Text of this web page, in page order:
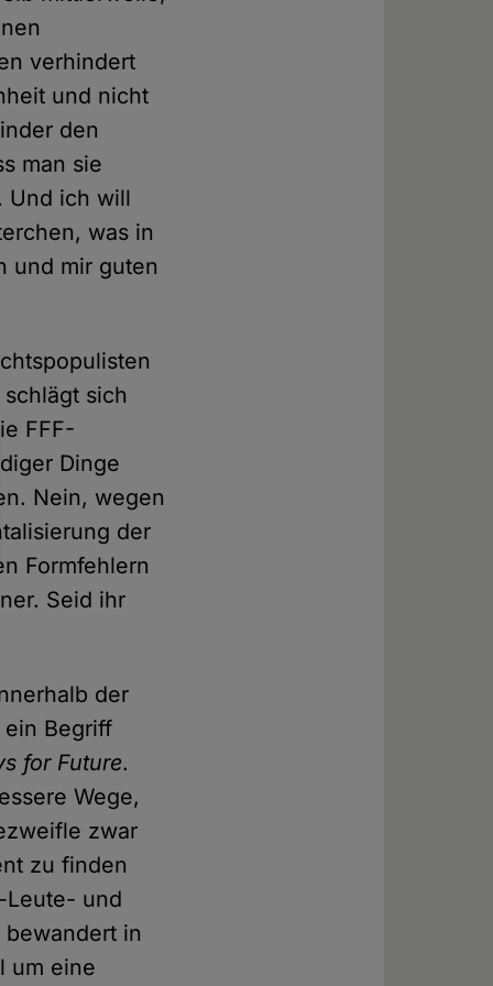
verhindert
und nicht
den
man sie
Und ich will
was in
und mir guten
sich
FFF-
Dinge
Nein, wegen
der
Formfehlern
Seid ihr
der
Begriff
for Future.
Wege,
zwar
zu finden
Leute- und
in
um eine